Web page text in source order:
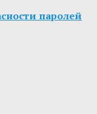
паролей